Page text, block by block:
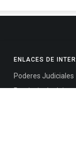
ENLACES DE
Poderes Judiciales
Provincia de Jujuy